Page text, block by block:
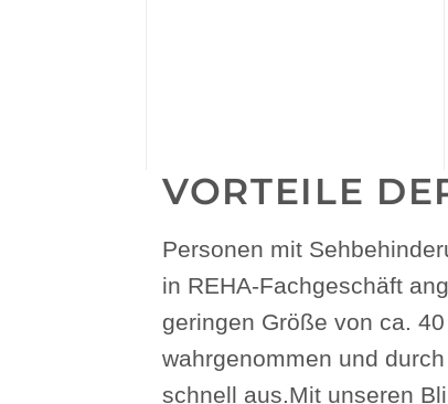
VORTEILE
Personen mit
in REHA-Fachgeschäft
geringen Größe von ca.
wahrgenommen und
schnell aus.Mit unseren